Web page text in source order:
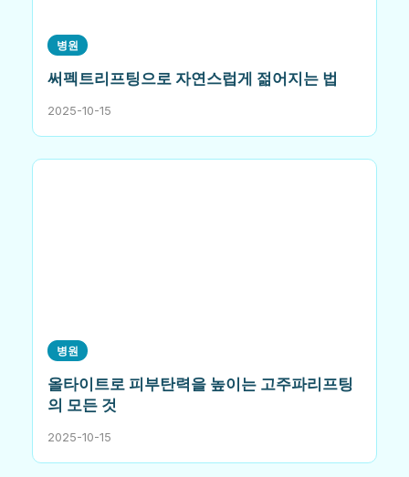
병원
써펙트리프팅으로 자연스럽게 젊어지는 법
2025-10-15
병원
올타이트로 피부탄력을 높이는 고주파리프팅
의 모든 것
2025-10-15